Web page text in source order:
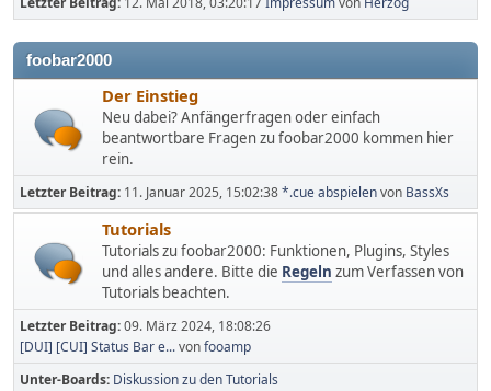
foobar2000
Der Einstieg
Neu dabei? Anfängerfragen oder einfach
beantwortbare Fragen zu foobar2000 kommen hier
rein.
Letzter Beitrag: 11. Januar 2025, 15:02:38*.cue abspielenvon BassXs
Tutorials
Tutorials zu foobar2000: Funktionen, Plugins, Styles
und alles andere. Bitte die Regeln zum Verfassen von
Tutorials beachten.
Letzter Beitrag:09. März 2024, 18:08:26
[DUI] [CUI] Status Bar e...vonfooamp
Unter-Boards Diskussion zu den Tutorials